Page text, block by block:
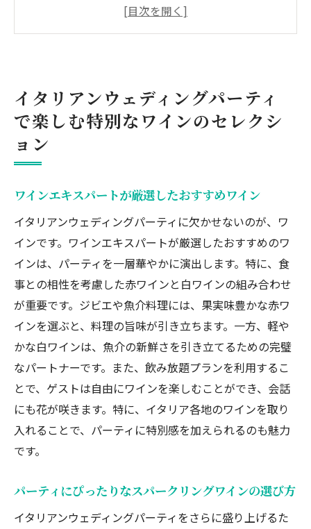
赤ワインと白ワインのペアリングガイド
ゲストを驚かせる特別なヴィンテージワイン
ジビエ料理が彩るイタリアンウェディングパーティ
の魅力
イタリアンならではのジビエ料理のレシピ
ワインとの相性抜群なジビエ料理の楽しみ方
ゲストに喜ばれるジビエ料理の提供方法
季節毎に楽しめるジビエ料理のバリエーション
シェフのこだわりが詰まったジビエメニューの
紹介
新鮮な魚介を使った前菜で始まる特別なイタリアン
ウェディングパーティ
新鮮な魚介を選ぶポイントとその調達方法
前菜に最適な魚介レシピの紹介
ワインと一緒に楽しむ魚介前菜の提案
ゲストを魅了する魚介前菜の盛り付けアイデア
貸切で楽しむイタリアンウェディングパーティの贅
沢な宴会プラン
イタリアンウェディングパーティ
で楽しむ特別なワインのセレクシ
ョン
ワインエキスパートが厳選したおすすめワイン
イタリアンウェディングパーティに欠かせないのが、ワ
インです。ワインエキスパートが厳選したおすすめのワ
インは、パーティを一層華やかに演出します。特に、食
事との相性を考慮した赤ワインと白ワインの組み合わせ
が重要です。ジビエや魚介料理には、果実味豊かな赤ワ
インを選ぶと、料理の旨味が引き立ちます。一方、軽や
かな白ワインは、魚介の新鮮さを引き立てるための完璧
なパートナーです。また、飲み放題プランを利用するこ
とで、ゲストは自由にワインを楽しむことができ、会話
にも花が咲きます。特に、イタリア各地のワインを取り
入れることで、パーティに特別感を加えられるのも魅力
です。
パーティにぴったりなスパークリングワインの選び方
イタリアンウェディングパーティをさらに盛り上げるた